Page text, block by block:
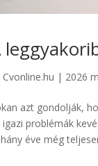
Cvonline.hu | 2026
azt gondolják,
igazi problémák
éve még